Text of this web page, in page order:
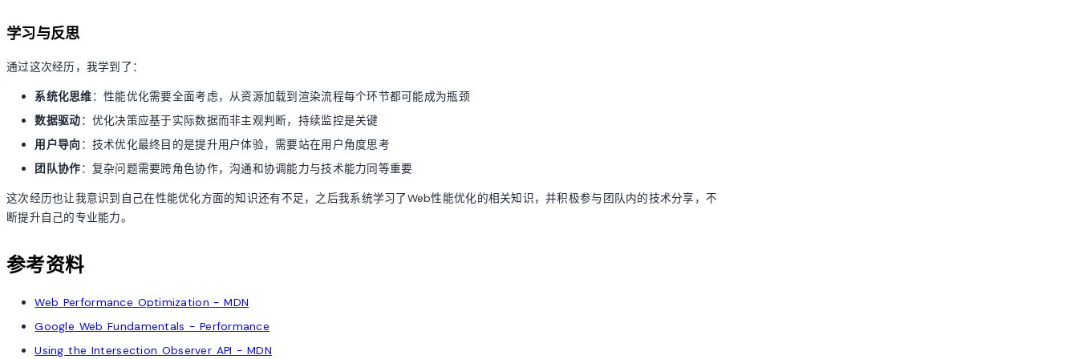
学习与反思
通过这次经历，我学到了：
系统化思维：性能优化需要全面考虑，从资源加载到渲染流程每个环节都可能成为瓶颈
数据驱动：优化决策应基于实际数据而非主观判断，持续监控是关键
用户导向 ：技术优化最终目的是提升用户体验，需要站在用户角度思考
团队协作：复杂问题需要跨角色协作，沟通和协调能力与技术能力同等重要
这次经历也让我意识到自己在性能优化方面的知识还有不足，之后我系统学习了Web性能优化的相关知识，并积极参与团队内的技术分享，不
断提升自己的专业能力。
参考资料
Web Performance Optimization - MDN
Google Web Fundamentals - Performance
Using the Intersection Observer API - MDN